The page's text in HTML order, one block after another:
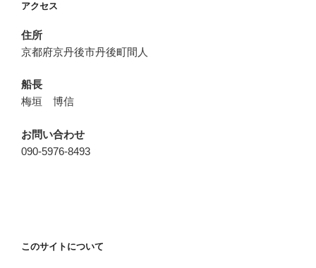
ン
アクセス
住所
京都府京丹後市丹後町間人
船長
梅垣 博信
お問い合わせ
090-5976-8493
このサイトについて